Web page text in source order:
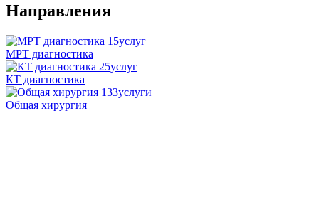
Направления
15услуг
МРТ диагностика
25услуг
КТ диагностика
133услуги
Общая хирургия